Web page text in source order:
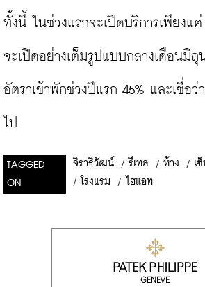
ทั้งนี้ ในช่วงแรกจะเปิดบริการเพียงแ
จะเปิดอย่างเต็มรูปแบบกลางเดือนมิ
อัตราเข้าพักช่วงปีแรก 45% และเชื่อว่
ไป
TAGGED
ON
จิราธิวัฒน์ / รีเทล / ห้าง / เ
/ โรงแรม / ไฮแอท